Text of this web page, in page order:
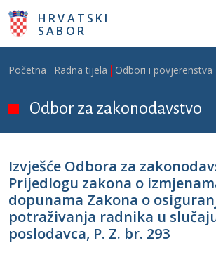
Skoči na glavni sadržaj
HRVATSKI
SABOR
Breadcrumb
Početna Radna tijela Odbori i povjerenstva
Odbor za zakonodavstvo
Izvješće Odbora za
Prijedlogu zakona o
dopunama Zakona o
potraživanja radnika u
poslodavca, P. Z. br. 293